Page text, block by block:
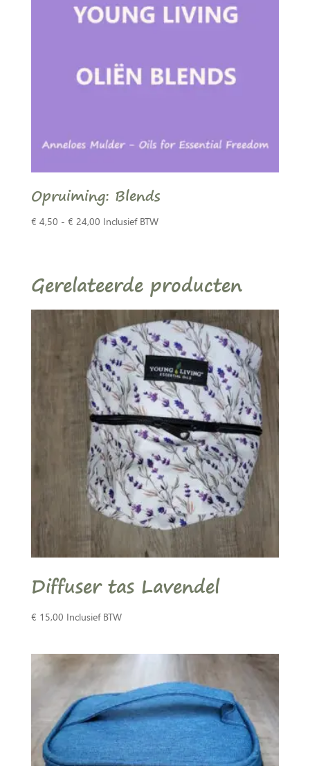
Opruiming: Blends
€ 4,50 - € 24,00Prijsklasse:
Inclusief BTW
Gerelateerde producten
Diffuser tas Lavendel
€ 15,00 Inclusief BTW